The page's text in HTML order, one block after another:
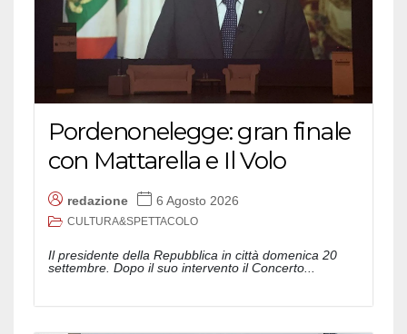
Pordenonelegge: gran finale
con Mattarella e Il Volo
redazione 6 Agosto 2026
CULTURA&SPETTACOLO
Il presidente della Repubblica in città domenica 20
settembre. Dopo il suo intervento il Concerto...